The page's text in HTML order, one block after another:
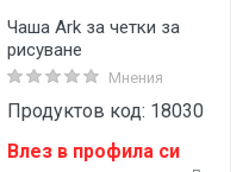
Чаша Ark за четки за
рисуване
Мнения
Продуктов код: 18030
Влез в профила си